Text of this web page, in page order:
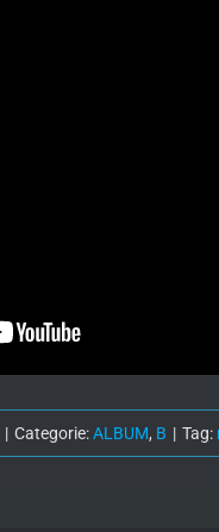
| Categorie:ALBUM, B | Tag: